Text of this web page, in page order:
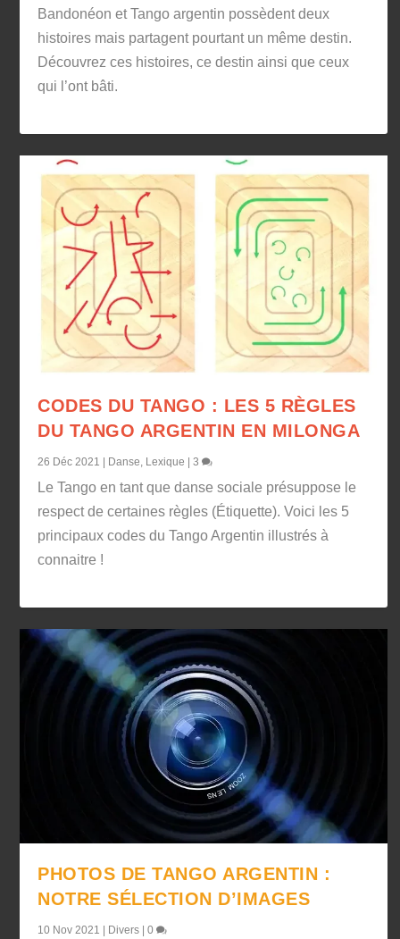
Bandonéon et Tango argentin possèdent deux
histoires mais partagent pourtant un même destin.
Découvrez ces histoires, ce destin ainsi que ceux
qui l’ont bâti.
CODES DU TANGO : LES 5 RÈGLES
DU TANGO ARGENTIN EN MILONGA
26 Déc 2021 Danse, Lexique |3
Le Tango en tant que danse sociale présuppose le
respect de certaines règles (Étiquette). Voici les 5
principaux codes du Tango Argentin illustrés à
connaitre !
PHOTOS DE TANGO ARGENTIN :
NOTRE SÉLECTION D’IMAGES
10 Nov 2021 | Divers |0